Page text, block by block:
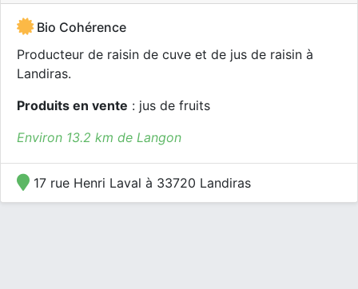
Bio Cohérence
Producteur de raisin de cuve et de jus de raisin à
Landiras.
Produits en vente : jus de fruits
Environ 13.2 km de Langon
17 rue Henri Laval à 33720 Landiras